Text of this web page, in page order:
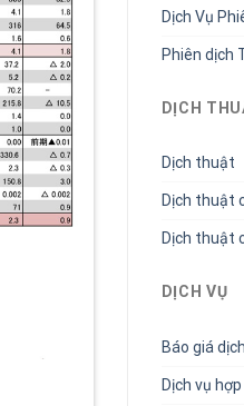
Dịch Vụ
Phiên dịch
DỊCH
Dịch thuật
Dịch thuật
Dịch thuật
DỊCH VỤ
Báo giá
Dịch vụ